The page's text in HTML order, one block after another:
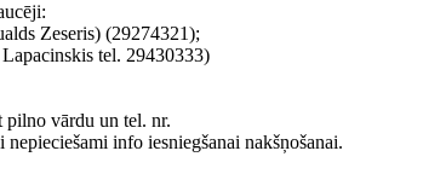
Zeseris) (29274321);
tel. 29430333)
pilno vārdu un tel. nr.
info iesniegšanai nakšņošanai.